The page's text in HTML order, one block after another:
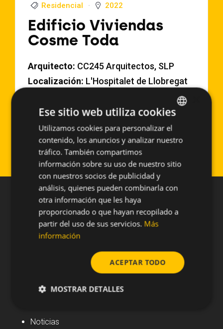
Residencial 2022
Edificio Viviendas
Cosme Toda
Arquitecto: CC245 Arquitectos, SLP
Localización: L'Hospitalet de Llobregat
Año de Ejecución: 2022
Superficie aproximada:6780 m2
Sistema empleado:BASIC RIVET
Noticias
SPANISH
ENGLISH
Ese sitio web utiliza cookies
Utilizamos cookies para personalizar el
contenido, los anuncios y analizar nuestro
tráfico. También compartimos
información sobre su uso de nuestro sitio
con nuestros socios de publicidad y
análisis, quienes pueden combinarla con
otra información que les haya
proporcionado o que hayan recopilado a
partir del uso de sus servicios. Más
información
ACEPTAR TODO
MOSTRAR DETALLES